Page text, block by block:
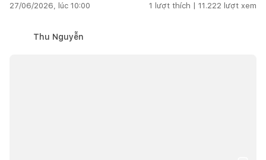
27/06/2026, lúc 10:00 1 lượt thích | 11.222 lượt xem
Thu Nguyễn